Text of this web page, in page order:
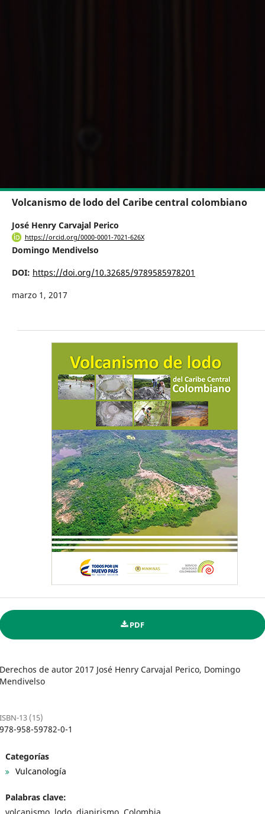
Volcanismo de lodo del Caribe central colombiano
José Henry Carvajal Perico
https://orcid.org/0000-0001-7021-626X
Domingo Mendivelso
DOI: https://doi.org/10.32685/9789585978201
marzo 1, 2017
PDF
Derechos de autor 2017 José Henry Carvajal Perico, Domingo
Mendivelso
ISBN-13 (15)
978-958-59782-0-1
Categorías
Vulcanología
Palabras clave:
volcanismo, lodo, diapirismo, Colombia